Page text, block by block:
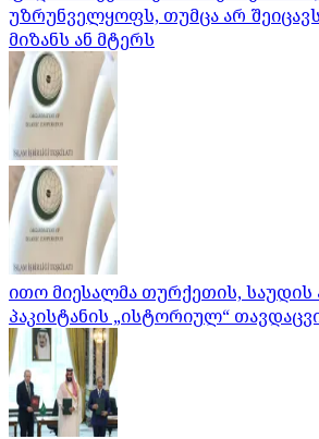
უზრუნველყოფს, თუმცა არ
მიზანს ან მტერს
ითო მიესალმა თურქეთის, საუდის
პაკისტანის „ისტორიულ“